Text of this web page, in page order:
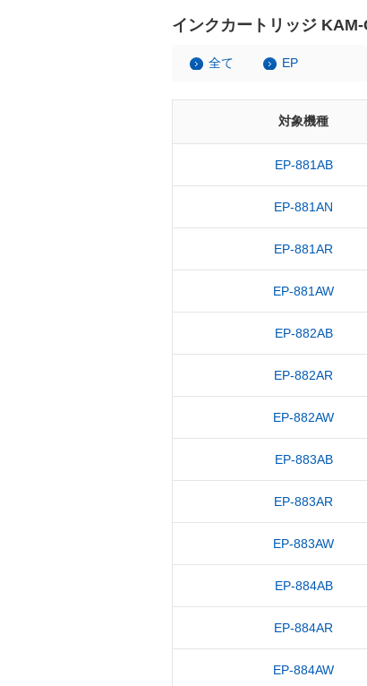
インクカートリッジ
全て EP
対象機種
EP-881AB
EP-881AN
EP-881AR
EP-881AW
EP-882AB
EP-882AR
EP-882AW
EP-883AB
EP-883AR
EP-883AW
EP-884AB
EP-884AR
EP-884AW